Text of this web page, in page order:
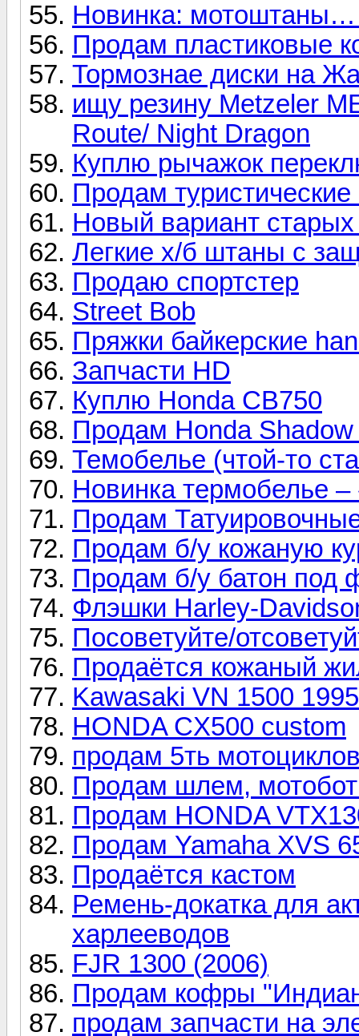
Новинка: мотоштаны…
Продам пластиковые
Тормознае диски на
ищу резину Metzeler
Route/ Night Dragon
Куплю рычажок
Продам туристические
Новый вариант
Легкие х/б штаны с
Продаю спортстер
Street Bob
Пряжки байкерские
Запчасти HD
Куплю Honda CB750
Продам Honda Shadow
Темобелье (чтой-то
Новинка термобелье
Продам
Продам б/у кожаную
Продам б/у батон под
Флэшки Harley-
Посоветуйте/
Продаётся кожаный
Kawasaki VN 1500 1995
HONDA CX500 custom
продам 5ть
Продам шлем,
Продам HONDA
Продам Yamaha XVS
Продаётся кастом
Ремень-докатка для
харлееводов
FJR 1300 (2006)
Продам кофры
продам запчасти на